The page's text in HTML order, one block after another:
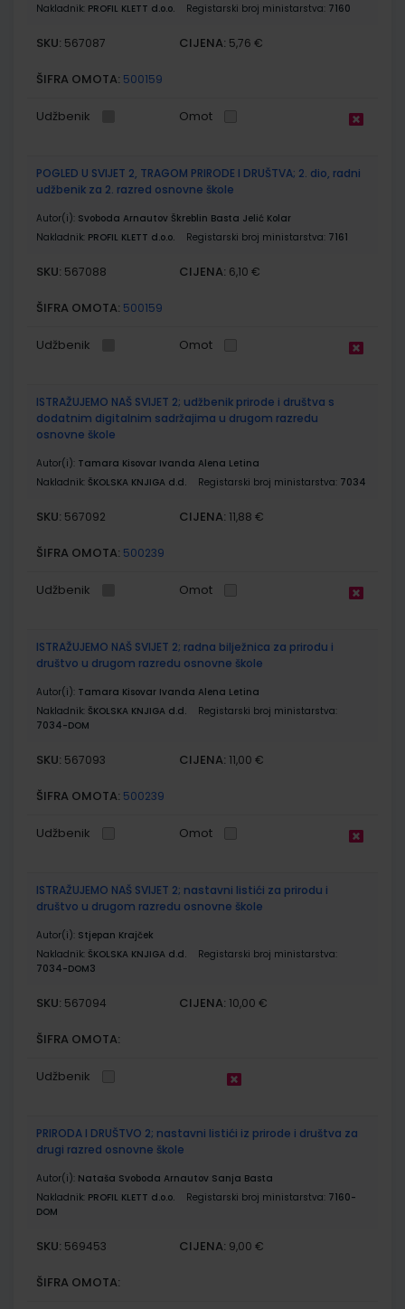
Nakladnik: PROFIL KLETT d.o.o. Registarski broj ministarstva: 7160
SKU: 567087 CIJENA: 5,76 €
ŠIFRA OMOTA: 500159
Udžbenik Omot
POGLED U SVIJET 2, TRAGOM PRIRODE I DRUŠTVA; 2. dio, radni
udžbenik za 2. razred osnovne škole
Autor(i): Svoboda Arnautov Škreblin Basta Jelić Kolar
Nakladnik: PROFIL KLETT d.o.o. Registarski broj ministarstva: 7161
SKU: 567088 CIJENA: 6,10 €
ŠIFRA OMOTA: 500159
Udžbenik Omot
ISTRAŽUJEMO NAŠ SVIJET 2; udžbenik prirode i društva s
dodatnim digitalnim sadržajima u drugom razredu
osnovne škole
Autor(i): Tamara Kisovar Ivanda Alena Letina
Nakladnik: ŠKOLSKA KNJIGA d.d. Registarski broj ministarstva: 7034
SKU: 567092 CIJENA: 11,88 €
ŠIFRA OMOTA: 500239
Udžbenik Omot
ISTRAŽUJEMO NAŠ SVIJET 2; radna bilježnica za prirodu i
društvo u drugom razredu osnovne škole
Autor(i): Tamara Kisovar Ivanda Alena Letina
Nakladnik: ŠKOLSKA KNJIGA d.d.
Registarski broj ministarstva:
7034-DOM
SKU: 567093 CIJENA: 11,00 €
ŠIFRA OMOTA: 500239
Udžbenik Omot
ISTRAŽUJEMO NAŠ SVIJET 2; nastavni listići za prirodu i
društvo u drugom razredu osnovne škole
Autor(i): Stjepan Krajček
Nakladnik: ŠKOLSKA KNJIGA d.d.
Registarski broj ministarstva:
7034-DOM3
SKU: 567094 CIJENA: 10,00 €
ŠIFRA OMOTA:
Udžbenik
PRIRODA I DRUŠTVO 2; nastavni listići iz prirode i društva za
drugi razred osnovne škole
Autor(i): Nataša Svoboda Arnautov Sanja Basta
Nakladnik: PROFIL KLETT d.o.o. Registarski broj ministarstva: 7160-
DOM
SKU: 569453 CIJENA: 9,00 €
ŠIFRA OMOTA: